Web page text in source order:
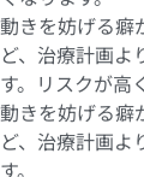
きを妨げる癖
、治療計画よ
。リスクが高
きを妨げる癖
、治療計画よ
。